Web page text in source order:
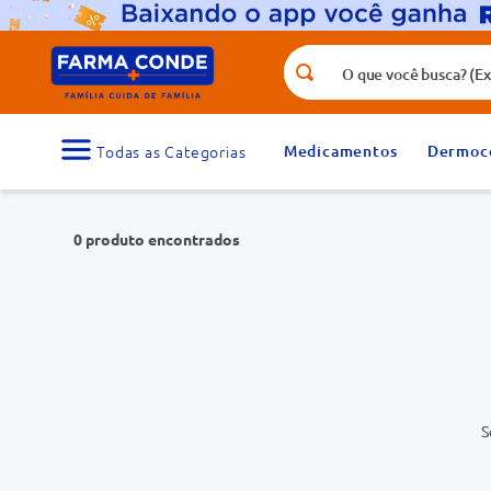
O que você busca? (Ex.: vitamina,
Medicamentos
0 produto
Termos mais buscados
1
medicamento